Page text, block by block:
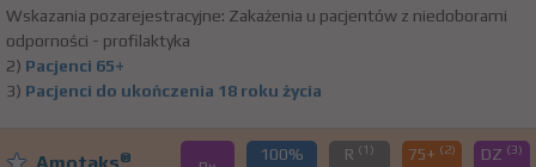
Wskazania pozarejestracyjne: Zakażenia u pacjentów z niedoborami
odporności - profilaktyka
2) Pacjenci 65+
3) Pacjenci do ukończenia 18 roku życia
®
100%
R (1) 75+ (2) DZ (3)